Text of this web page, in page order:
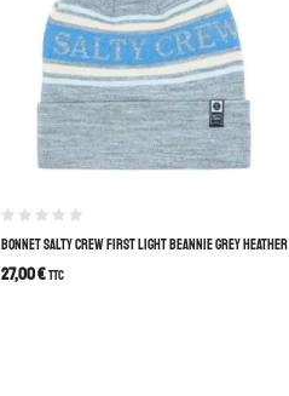
BONNET SALTY CREW FIRST LIGHT BEANNIE GREY HEATHER
27,00€TTC